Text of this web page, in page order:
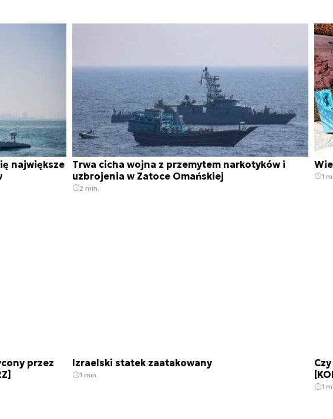
największe
Trwa cicha wojna z przemytem narkotyków i
uzbrojenia w Zatoce Omańskiej
2 min.
1
przez
Izraelski statek zaatakowany
1 min.
1